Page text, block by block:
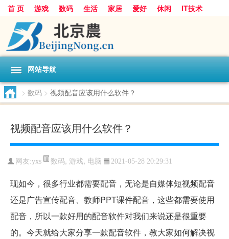
首 页 游戏 数码 生活 家居 爱好 休闲
IT技术
互联网
手机 购物
网站导航
> 数码 > 视频配音应该用什么软件？
视频配音应该用什么软件？
网友:yxs 数码, 游戏, 电脑 2021-05-28 20:29:31
现如今，很多行业都需要配音，无论是自媒体短视频配音
还是广告宣传配音、教师PPT课件配音，这些都需要使用
配音，所以一款好用的配音软件对我们来说还是很重要
的。今天就给大家分享一款配音软件，教大家如何解决视